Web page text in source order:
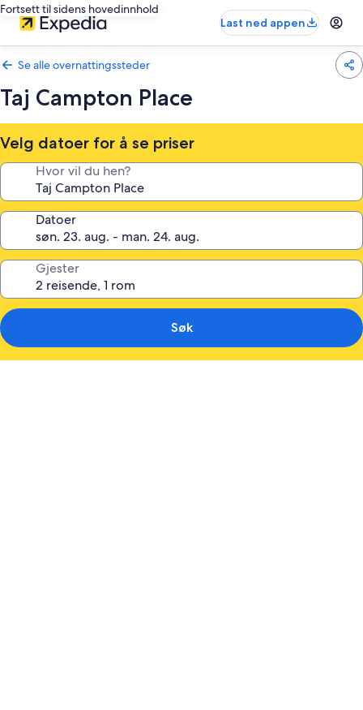
Fortsett til sidens hovedinnhold
Last ned appen
Se alle overnattingssteder
Taj Campton Place
Velg datoer for å se priser
Hvor vil du hen?
Datoer
Gjester
Søk